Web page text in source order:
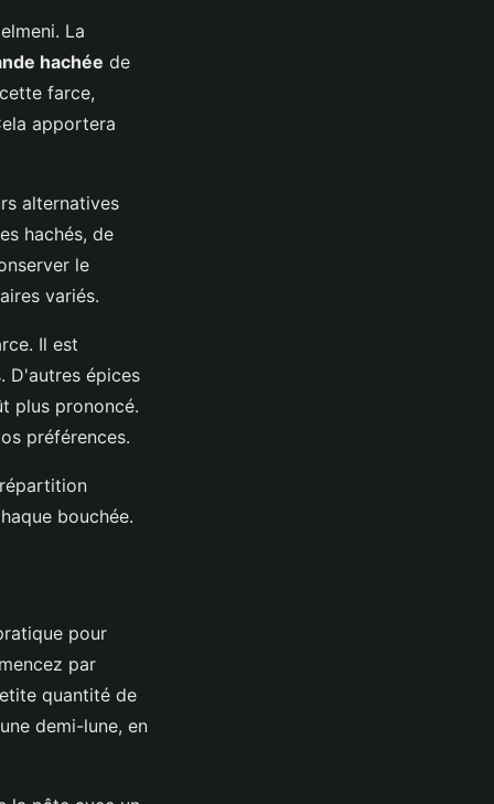
La
hachée de
farce,
apportera
alternatives
hachés, de
le
variés.
Il est
D'autres épices
plus prononcé.
préférences.
bouchée.
pour
par
quantité de
demi-lune, en